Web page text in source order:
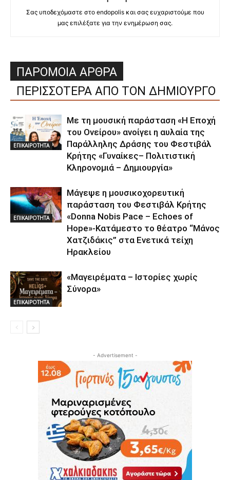
Σας υποδεχόμαστε στο endopolis και σας ευχαριστούμε που
μας επιλέξατε για την ενημέρωση σας.
ΠΑΡΟΜΟΙΑ ΑΡΘΡΑ
ΠΕΡΙΣΣΟΤΕΡΑ ΑΠΟ ΤΟΝ ΔΗΜΙΟΥΡΓΟ
ΕΠΙΚΑΙΡΟΤΗΤΑ
Με τη μουσική παράσταση «Η Εποχή
του Ονείρου» ανοίγει η αυλαία της
Παράλληλης Δράσης του Φεστιβάλ
Κρήτης «Γυναίκες– Πολιτιστική
Κληρονομιά – Δημιουργία»
ΕΠΙΚΑΙΡΟΤΗΤΑ
Μάγεψε η μουσικοχορευτική
παράσταση του Φεστιβάλ Κρήτης
«Donna Nobis Pace – Echoes of
Hope»-Κατάμεστο το θέατρο “Μάνος
Χατζιδάκις” στα Ενετικά τείχη
Ηρακλείου
ΕΠΙΚΑΙΡΟΤΗΤΑ
«Μαγειρέματα – Ιστορίες χωρίς
Σύνορα»
- Advertisement -